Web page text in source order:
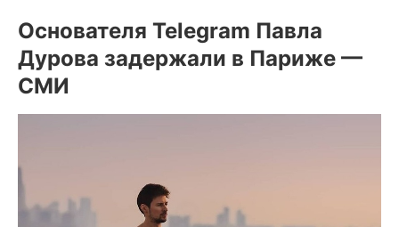
Основателя Telegram Павла
Дурова задержали в Париже —
СМИ